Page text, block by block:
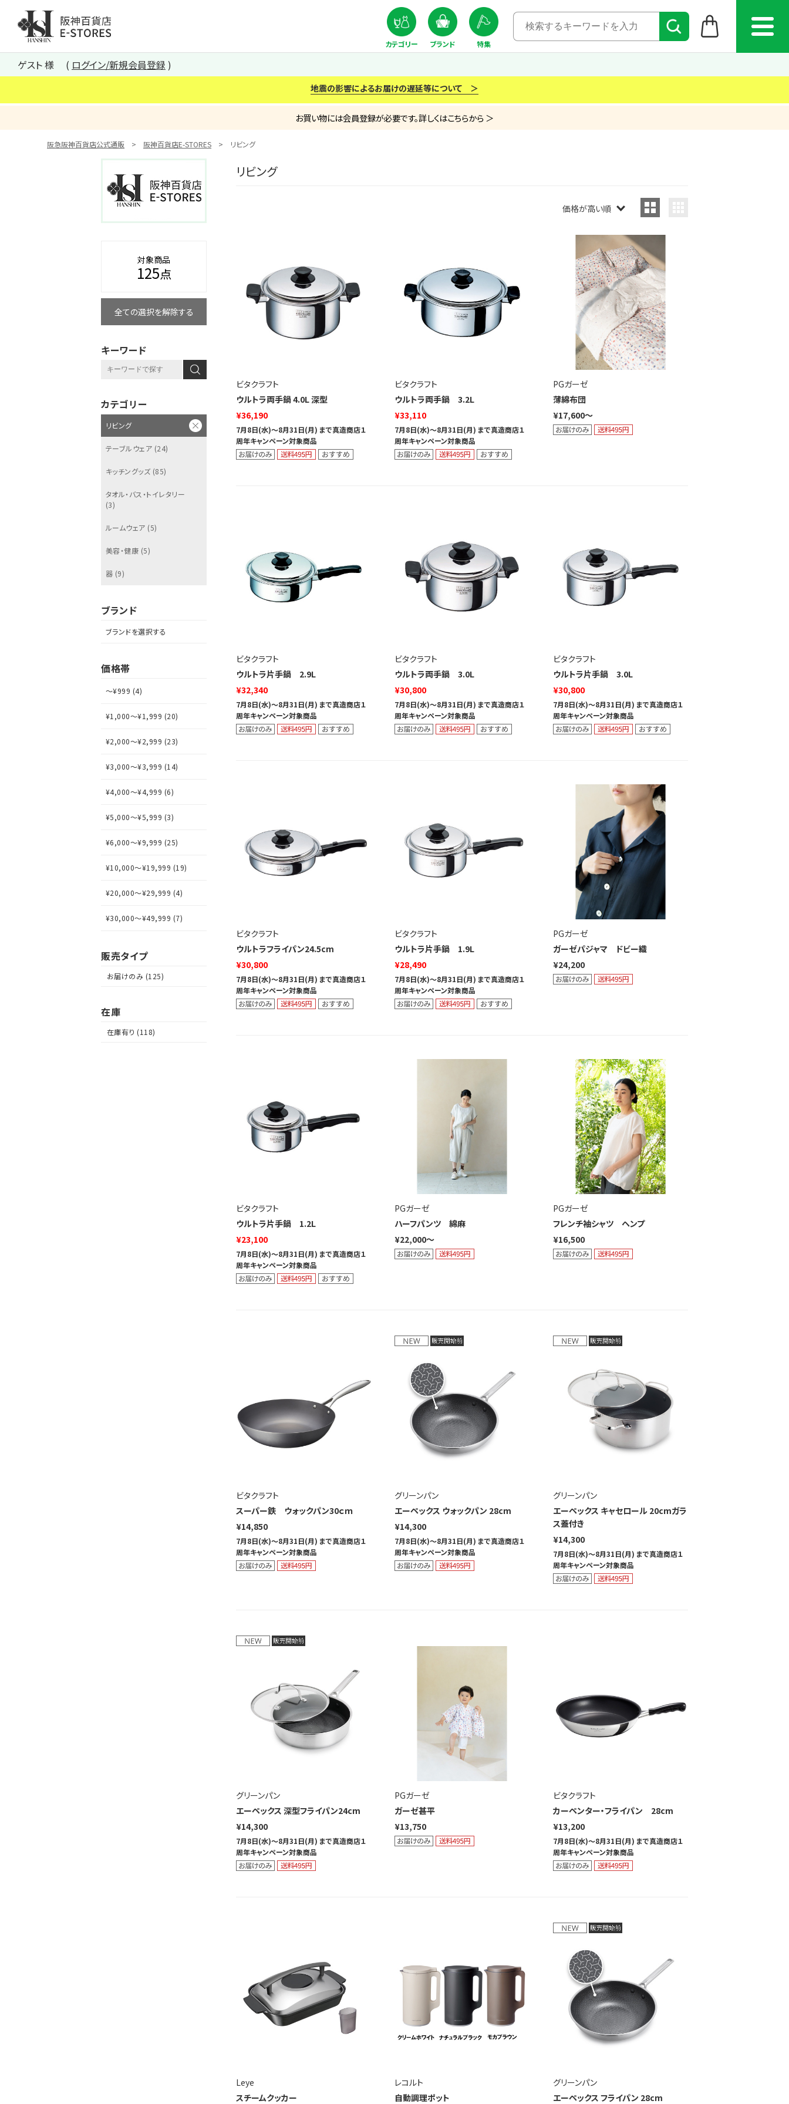
阪神百貨店E-STORES TOP
カテゴリー ブランド 特集
ゲスト 様 ログイン/新規会員登録
地震の影響によるお届けの遅延等について ＞
お買い物には会員登録が必要です。詳しくはこちらから ＞
阪急阪神百貨店公式通販 阪神百貨店E-STORES リビング
リビング
価格が高い順
ビタクラフト
ウルトラ両手鍋 4.0L 深型
¥36,190
7月8日(水)～8月31日(月) まで真造商店１
周年キャンペーン対象商品
ビタクラフト
ウルトラ両手鍋 3.2L
¥33,110
7月8日(水)～8月31日(月) まで真造商店１
周年キャンペーン対象商品
PGガーゼ
薄綿布団
¥17,600～
ビタクラフト
ウルトラ片手鍋 2.9L
¥32,340
7月8日(水)～8月31日(月) まで真造商店１
周年キャンペーン対象商品
ビタクラフト
ウルトラ両手鍋 3.0L
¥30,800
7月8日(水)～8月31日(月) まで真造商店１
周年キャンペーン対象商品
ビタクラフト
ウルトラ片手鍋 3.0L
¥30,800
7月8日(水)～8月31日(月) まで真造商店１
周年キャンペーン対象商品
ビタクラフト
ウルトラフライパン24.5cm
¥30,800
7月8日(水)～8月31日(月) まで真造商店１
周年キャンペーン対象商品
ビタクラフト
ウルトラ片手鍋 1.9L
¥28,490
7月8日(水)～8月31日(月) まで真造商店１
周年キャンペーン対象商品
PGガーゼ
ガーゼパジャマ ドビー織
¥24,200
ビタクラフト
ウルトラ片手鍋 1.2L
¥23,100
7月8日(水)～8月31日(月) まで真造商店１
周年キャンペーン対象商品
PGガーゼ
ハーフパンツ 綿麻
¥22,000～
PGガーゼ
フレンチ袖シャツ ヘンプ
¥16,500
ビタクラフト
スーパー鉄 ウォックパン30ｃｍ
¥14,850
7月8日(水)～8月31日(月) まで真造商店１
周年キャンペーン対象商品
グリーンパン
エーペックス ウォックパン 28cm
¥14,300
7月8日(水)～8月31日(月) まで真造商店１
周年キャンペーン対象商品
グリーンパン
エーペックス キャセロール 20cmガラ
ス蓋付き
¥14,300
7月8日(水)～8月31日(月) まで真造商店１
周年キャンペーン対象商品
グリーンパン
エーペックス 深型フライパン24cm
¥14,300
7月8日(水)～8月31日(月) まで真造商店１
周年キャンペーン対象商品
PGガーゼ
ガーゼ甚平
¥13,750
ビタクラフト
カーペンター・フライパン 28cm
¥13,200
7月8日(水)～8月31日(月) まで真造商店１
周年キャンペーン対象商品
Leye
スチームクッカー
レコルト
自動調理ポット
グリーンパン
エーペックス フライパン 28cm
対象商品
125点
全ての選択を解除する
キーワード
カテゴリー
リビング
テーブルウェア (24)
キッチングッズ (85)
タオル・バス・トイレタリー
(3)
ルームウェア (5)
美容・健康 (5)
器 (9)
ブランド
ブランドを選択する
価格帯
～¥999 (4)
¥1,000～¥1,999 (20)
¥2,000～¥2,999 (23)
¥3,000～¥3,999 (14)
¥4,000～¥4,999 (6)
¥5,000～¥5,999 (3)
¥6,000～¥9,999 (25)
¥10,000～¥19,999 (19)
¥20,000～¥29,999 (4)
¥30,000～¥49,999 (7)
販売タイプ
お届けのみ (125)
在庫
在庫有り (118)